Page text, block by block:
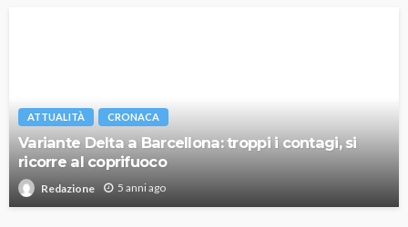
ATTUALITÀ CRONACA
Variante Delta a Barcellona: troppi i contagi, si
ricorre al coprifuoco
Redazione 5 anni ago